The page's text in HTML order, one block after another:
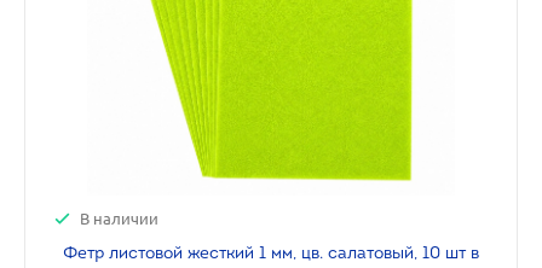
В наличии
Фетр листовой жесткий 1 мм, цв. салатовый, 10 шт в